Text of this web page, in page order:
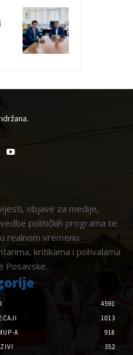
objave za medije,
političkih programa te
realnom vremenu.
kritikama i pohvalama
Posavske.
4591
1013
A
918
352